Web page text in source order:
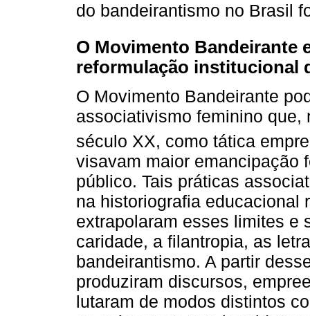
do bandeirantismo no Brasil
O Movimento Bandeirante
reformulação institucional
O Movimento Bandeirante
associativismo feminino
século XX, como tática
visavam maior emancipação
público. Tais práticas
na historiografia educacional
extrapolaram esses limites e
caridade, a filantropia, as
bandeirantismo. A partir
produziram discursos,
lutaram de modos distintos